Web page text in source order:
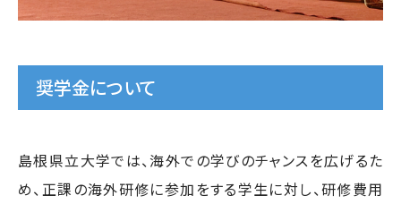
奨学金について
島根県立大学では、海外での学びのチャンスを広げるた
め、正課の海外研修に参加をする学生に対し、研修費用